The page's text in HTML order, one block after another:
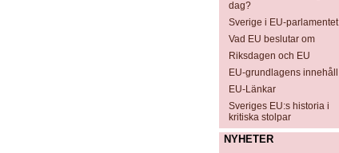
dag?
Sverige i EU-parlamentet
Vad EU beslutar om
Riksdagen och EU
EU-grundlagens innehåll
EU-Länkar
Sveriges EU:s historia i
kritiska stolpar
NYHETER